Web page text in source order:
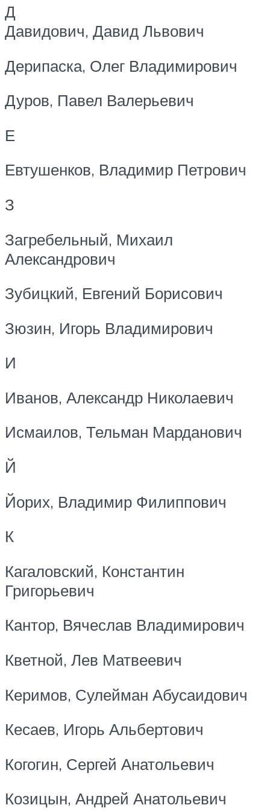
Д
Давидович, Давид Львович
Дерипаска, Олег Владимирович
Дуров, Павел Валерьевич
Е
Евтушенков, Владимир Петрович
З
Загребельный, Михаил
Александрович
Зубицкий, Евгений Борисович
Зюзин, Игорь Владимирович
И
Иванов, Александр Николаевич
Исмаилов, Тельман Марданович
Й
Йорих, Владимир Филиппович
К
Кагаловский, Константин
Григорьевич
Кантор, Вячеслав Владимирович
Кветной, Лев Матвеевич
Керимов, Сулейман Абусаидович
Кесаев, Игорь Альбертович
Когогин, Сергей Анатольевич
Козицын, Андрей Анатольевич